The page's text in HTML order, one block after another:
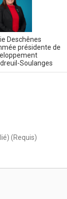
Deschênes
présidente de
Soulanges
(Requis)